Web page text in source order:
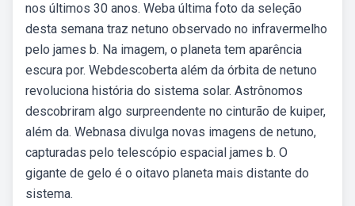
nos últimos 30 anos. Weba última foto da seleção
desta semana traz netuno observado no infravermelho
pelo james b. Na imagem, o planeta tem aparência
escura por. Webdescoberta além da órbita de netuno
revoluciona história do sistema solar. Astrônomos
descobriram algo surpreendente no cinturão de kuiper,
além da. Webnasa divulga novas imagens de netuno,
capturadas pelo telescópio espacial james b. O
gigante de gelo é o oitavo planeta mais distante do
sistema.